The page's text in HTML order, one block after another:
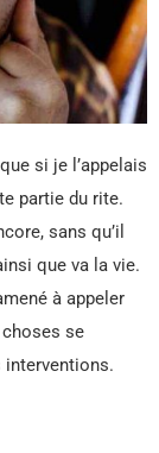
si je l’appelais
partie du rite.
sans qu’il
que va la vie.
à appeler
choses se
interventions.